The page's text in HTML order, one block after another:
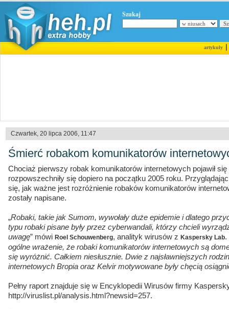
Szukaj
artykuły|
Czwartek, 20 lipca 2006, 11:47
Śmierć robakom komunikatorów
Chociaż pierwszy robak komunikatorów internetowych pojawił
rozpowszechniły się dopiero na początku 2005 roku.
się, jak ważne jest rozróżnienie robaków komunikatorów
zostały napisane.
„Robaki, takie jak Sumom, wywołały duże epidemie i dlatego
typu robaki pisane były przez cyberwandali, którzy chcieli
uwagę” mówi Roel Schouwenberg, analityk wirusów z Kaspersky Lab.
ogólne wrażenie, że robaki komunikatorów internetowych są
się wyróżnić. Całkiem niesłusznie. Dwie z najsławniejszych
internetowych Bropia oraz Kelvir motywowane były chęcią
Pełny raport znajduje się w Encyklopedii Wirusów firmy
http://viruslist.pl/analysis.html?newsid=257.